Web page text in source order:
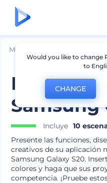
Mockups
Mockups
Samsung
Incluye 10
Presente las funciones,
creativos de su aplicación
Samsung Galaxy S20.
colores y haga que sus
competencia. ¡Pruebe
Would you like to change
to
CHANGE